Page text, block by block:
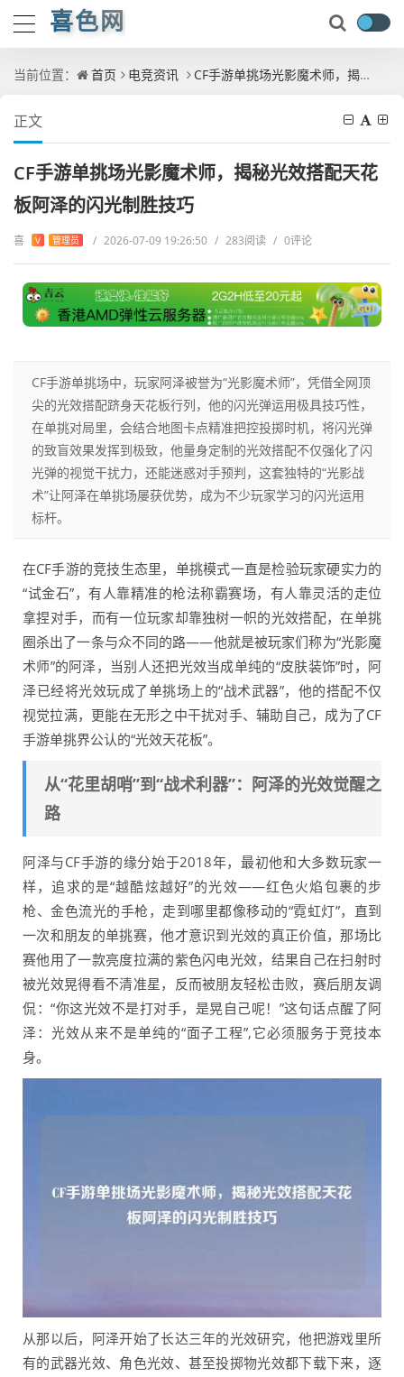
喜色网
当前位置： 首页 电竞资讯 CF手游单挑场光影魔术师，揭秘光效搭配天花板阿泽的闪光制胜技巧
正文
CF手游单挑场光影魔术师，揭秘光效搭配天花
板阿泽的闪光制胜技巧
喜 V 管理员 / 2026-07-09 19:26:50 / 283阅读 / 0评论
CF手游单挑场中，玩家阿泽被誉为“光影魔术师”，凭借全网顶
尖的光效搭配跻身天花板行列，他的闪光弹运用极具技巧性，
在单挑对局里，会结合地图卡点精准把控投掷时机，将闪光弹
的致盲效果发挥到极致，他量身定制的光效搭配不仅强化了闪
光弹的视觉干扰力，还能迷惑对手预判，这套独特的“光影战
术”让阿泽在单挑场屡获优势，成为不少玩家学习的闪光运用
标杆。
在CF手游的竞技生态里，单挑模式一直是检验玩家硬实力的
“试金石”，有人靠精准的枪法称霸赛场，有人靠灵活的走位
拿捏对手，而有一位玩家却靠独树一帜的光效搭配，在单挑
圈杀出了一条与众不同的路——他就是被玩家们称为“光影魔
术师”的阿泽，当别人还把光效当成单纯的“皮肤装饰”时，阿
泽已经将光效玩成了单挑场上的“战术武器”，他的搭配不仅
视觉拉满，更能在无形之中干扰对手、辅助自己，成为了CF
手游单挑界公认的“光效天花板”。
从“花里胡哨”到“战术利器”：阿泽的光效觉醒之
路
阿泽与CF手游的缘分始于2018年，最初他和大多数玩家一
样，追求的是“越酷炫越好”的光效——红色火焰包裹的步
枪、金色流光的手枪，走到哪里都像移动的“霓虹灯”，直到
一次和朋友的单挑赛，他才意识到光效的真正价值，那场比
赛他用了一款亮度拉满的紫色闪电光效，结果自己在扫射时
被光效晃得看不清准星，反而被朋友轻松击败，赛后朋友调
侃：“你这光效不是打对手，是晃自己呢！”这句话点醒了阿
泽：光效从来不是单纯的“面子工程”,它必须服务于竞技本
身。
从那以后，阿泽开始了长达三年的光效研究，他把游戏里所
有的武器光效、角色光效、甚至投掷物光效都下载下来，逐